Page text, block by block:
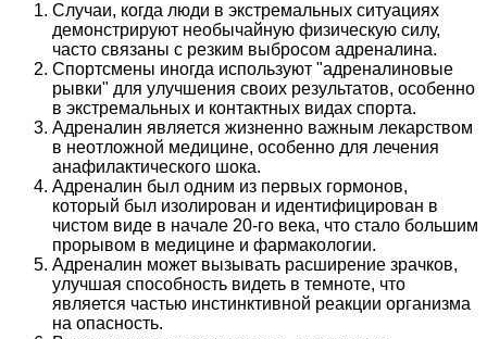
Случаи, когда люди в экстремальных ситуациях
демонстрируют необычайную физическую силу,
часто связаны с резким выбросом адреналина.
Спортсмены иногда используют "адреналиновые
рывки" для улучшения своих результатов, особенно
в экстремальных и контактных видах спорта.
Адреналин является жизненно важным лекарством
в неотложной медицине, особенно для лечения
анафилактического шока.
Адреналин был одним из первых гормонов,
который был изолирован и идентифицирован в
чистом виде в начале 20-го века, что стало большим
прорывом в медицине и фармакологии.
Адреналин может вызывать расширение зрачков,
улучшая способность видеть в темноте, что
является частью инстинктивной реакции организма
на опасность.